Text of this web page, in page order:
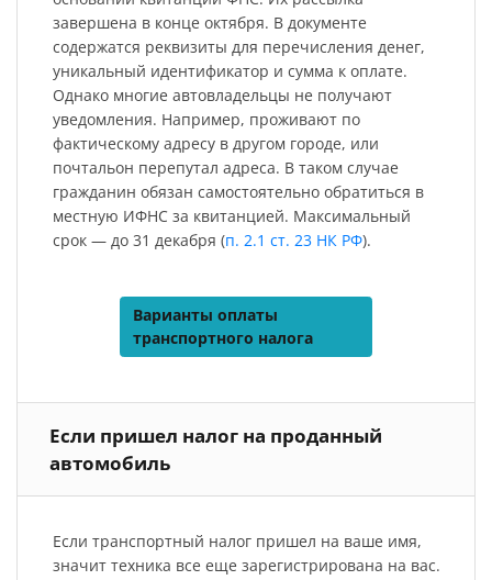
завершена в конце октября. В документе
содержатся реквизиты для перечисления денег,
уникальный идентификатор и сумма к оплате.
Однако многие автовладельцы не получают
уведомления. Например, проживают по
фактическому адресу в другом городе, или
почтальон перепутал адреса. В таком случае
гражданин обязан самостоятельно обратиться в
местную ИФНС за квитанцией. Максимальный
срок — до 31 декабря (п. 2.1 ст. 23 НК РФ).
Варианты оплаты
транспортного налога
Если пришел налог на проданный
автомобиль
Если транспортный налог пришел на ваше имя,
значит техника все еще зарегистрирована на вас.